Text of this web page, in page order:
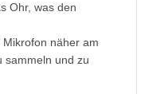
Ohr, was den
näher am
sammeln und zu